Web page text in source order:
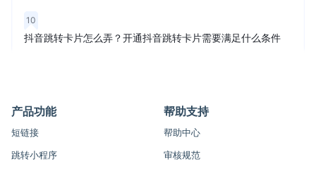
10
抖音跳转卡片怎么弄？开通抖音跳转卡片需要满足什么条件
产品功能
短链接
跳转小程序
帮助支持
帮助中心
审核规范